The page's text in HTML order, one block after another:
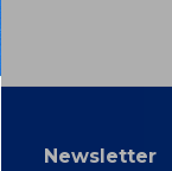
Newsletter